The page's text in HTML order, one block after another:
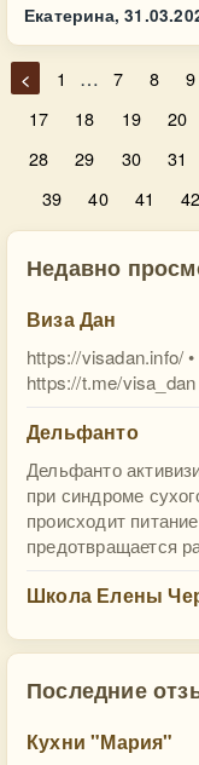
Екатерина,
< 1 … 7 8 9
17
18 19 20
28
29 30 31
39
40 41 42
Недавно
Виза Дан
https://visadan.info/
https://t.me/visa_dan
Дельфанто
Дельфанто
при синдроме
происходит
предотвращается
Школа Елены
Последние
Кухни "Мария"